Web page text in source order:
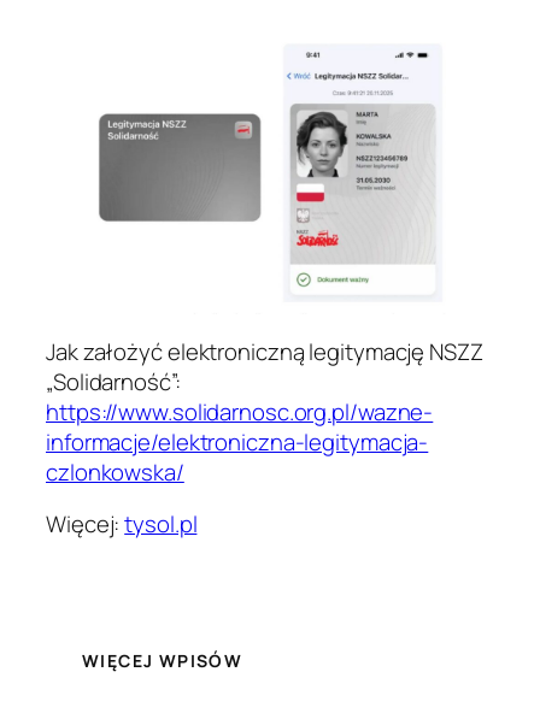
Jak założyć elektroniczną legitymację NSZZ
„Solidarność”:
https://www.solidarnosc.org.pl/wazne-
informacje/elektroniczna-legitymacja-
czlonkowska/
Więcej:tysol.pl
WIĘCEJ WPISÓW